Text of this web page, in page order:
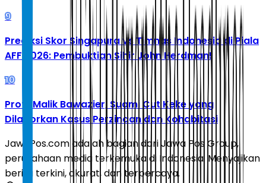
9
Prediksi Skor Singapura vs Timnas Indonesia di Piala
AFF 2026: Pembuktian Sihir John Herdman!
10
Profil Malik Bawazier, Suami Cut Keke yang
Dilaporkan Kasus Perzinaan dan Kohabitasi
JawaPos.com adalah bagian dari Jawa Pos Group,
perusahaan media terkemuka di Indonesia. Menyajikan
berita terkini, akurat, dan terpercaya.